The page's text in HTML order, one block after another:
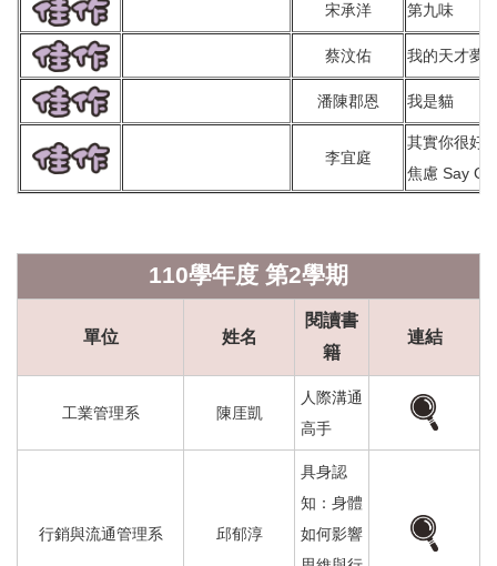
宋承洋 第九味
蔡汶佑 我的天才夢
潘陳郡恩 我是貓
李宜庭
其實你很好
焦慮 Say
110學年度 第2學期
單位 姓名
閱讀書
籍
連結
工業管理系 陳厓凱
人際溝通
高手
行銷與流通管理系 邱郁淳
具身認
知：身體
如何影響